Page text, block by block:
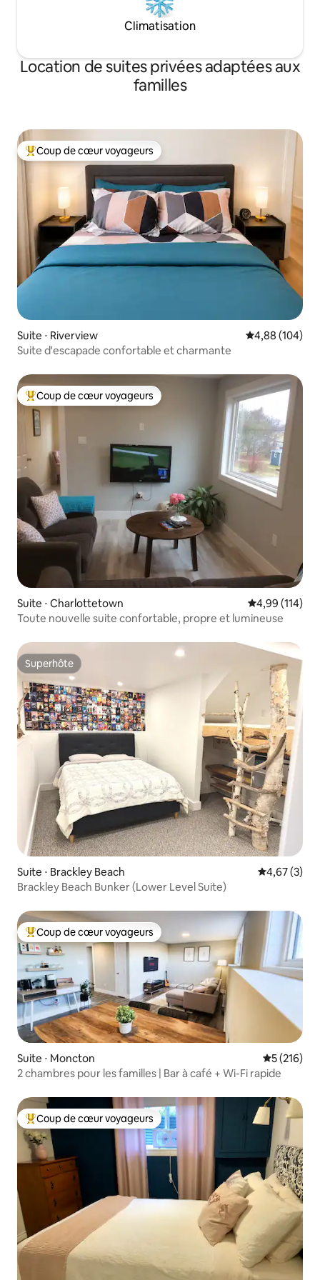
Climatisation
Location de suites privées adaptées aux
familles
Coups de cœur voyageurs les plus appréciés
Coup de cœur voyageurs
Suite ⋅ Riverview Évaluation
4,88 (104)
Suite d'escapade confortable et charmante
Coups de cœur voyageurs les plus appréciés
Coup de cœur voyageurs
Suite ⋅ Charlottetown Évaluation
4,99 (114)
Toute nouvelle suite confortable, propre et lumineuse
Superhôte
Superhôte
Suite ⋅ Brackley Beach Évaluation
4,67 (3)
Brackley Beach Bunker (Lower Level Suite)
Coups de cœur voyageurs les plus appréciés
Coup de cœur voyageurs
Suite ⋅ Moncton Évaluation
5 (216)
2 chambres pour les familles | Bar à café + Wi-Fi rapide
Coups de cœur voyageurs les plus appréciés
Coup de cœur voyageurs